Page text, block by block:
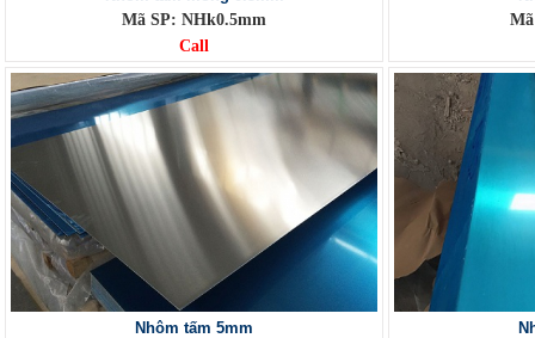
Mã SP: NHk0.5mm
Call
Nhôm tấm 5mm